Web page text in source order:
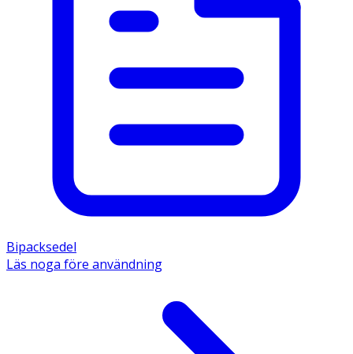
Bipacksedel
Läs noga före användning